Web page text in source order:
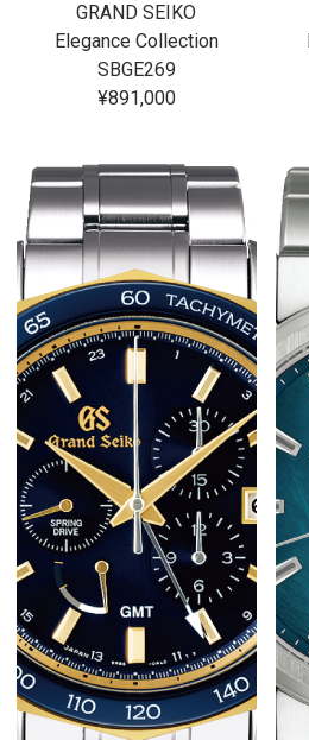
GRAND SEIKO
Elegance Collection
SBGE269
¥891,000